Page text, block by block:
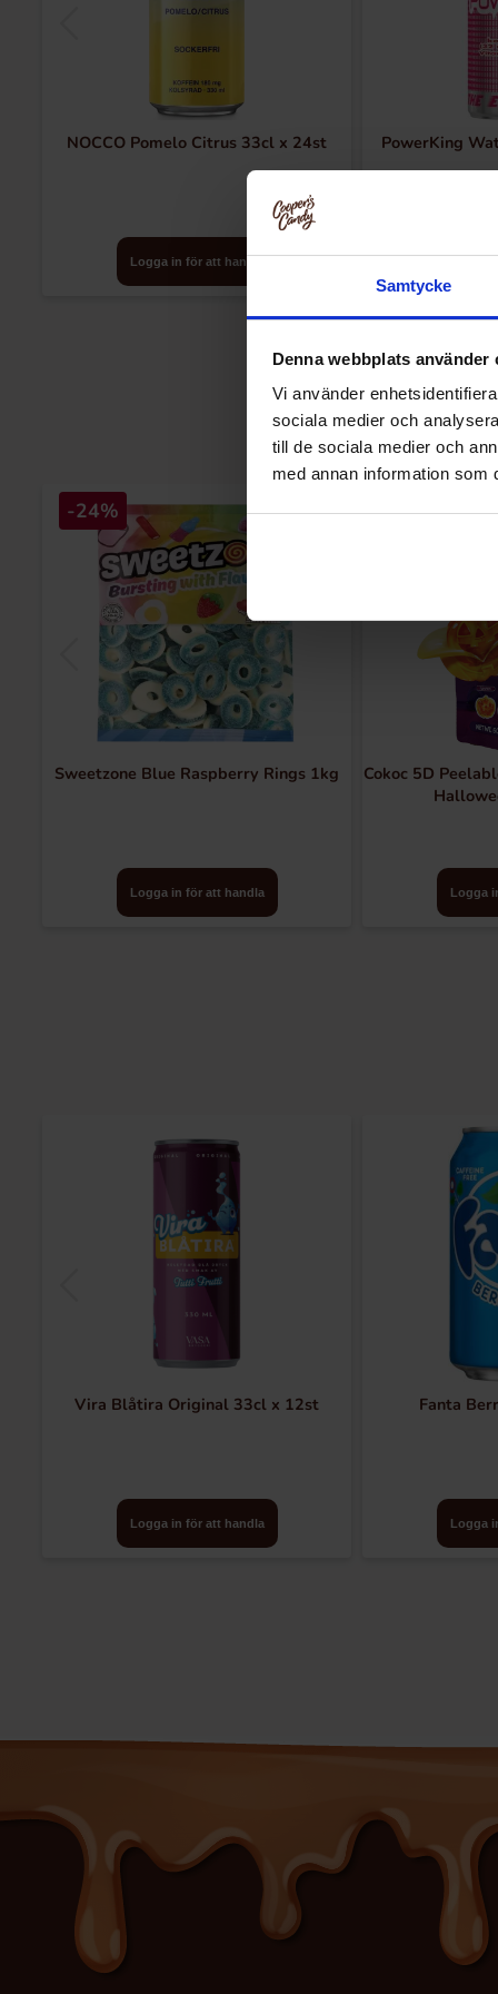
Samtycke
Denna webbplats använder
Vi använder
sociala medier och
till de sociala medier och
med annan information som
NOCCO Pomelo Citrus 33cl x 24st
Logga in för att handla
PowerKing
-24%
Sweetzone Blue Raspberry Rings 1kg
Logga in för att handla
Cokoc 5D
Logga
Vira Blåtira Original 33cl x 12st
Logga in för att handla
Fanta
Logga